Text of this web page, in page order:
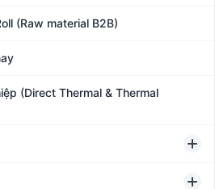
(Raw material B2B)
(Direct Thermal & Thermal